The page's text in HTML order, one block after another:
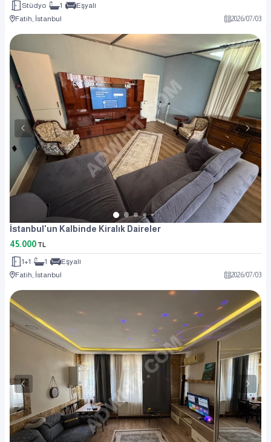
Stüdyo 1
Eşyalı
Fatih, İstanbul
2026/07/03
İstanbul'un Kalbinde Kiralık Daireler
45.000 TL
1+1 1
Eşyalı
Fatih, İstanbul
2026/07/03